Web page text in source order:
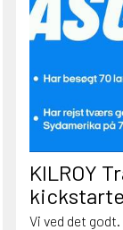
KILROY
Vi ved det